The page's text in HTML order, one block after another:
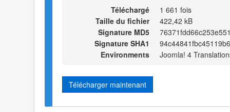
Téléchargé
1 661 fois
Taille du fichier
422,42 kB
Signature MD5
Signature SHA1
Environments
Joomla! 4
Télécharger maintenant